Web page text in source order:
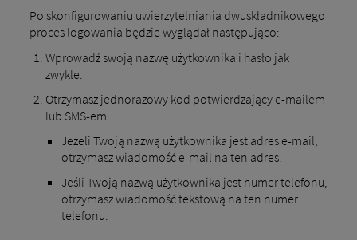
Po skonfigurowaniu uwierzytelniania dwuskładnikowego
proces logowania będzie wyglądał następująco:
Wprowadź swoją nazwę użytkownika i hasło jak
zwykle.
Otrzymasz jednorazowy kod potwierdzający e-mailem
lub SMS-em.
Jeżeli Twoją nazwą użytkownika jest adres e-mail,
otrzymasz wiadomość e-mail na ten adres.
Jeśli Twoją nazwą użytkownika jest numer telefonu,
otrzymasz wiadomość tekstową na ten numer
telefonu.